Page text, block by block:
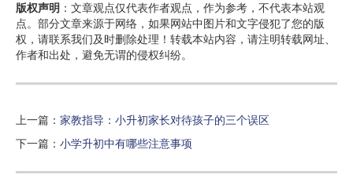
版权声明 ：文章观点仅代表作者观点，作为参考，不代表本站观
点。部分文章来源于网络，如果网站中图片和文字侵犯了您的版
权，请联系我们及时删除处理！转载本站内容，请注明转载网址、
作者和出处，避免无谓的侵权纠纷。
上一篇： 家教指导：小升初家长对待孩子的三个误区
下一篇： 小学升初中有哪些注意事项